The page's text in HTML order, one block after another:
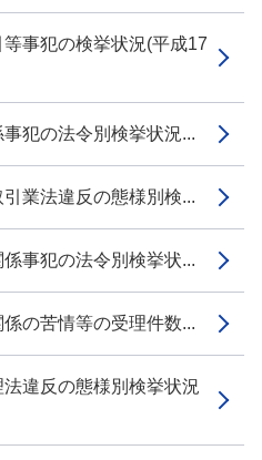
事犯の検挙状況(平成17
犯の法令別検挙状況...
業法違反の態様別検...
事犯の法令別検挙状...
の苦情等の受理件数...
違反の態様別検挙状況